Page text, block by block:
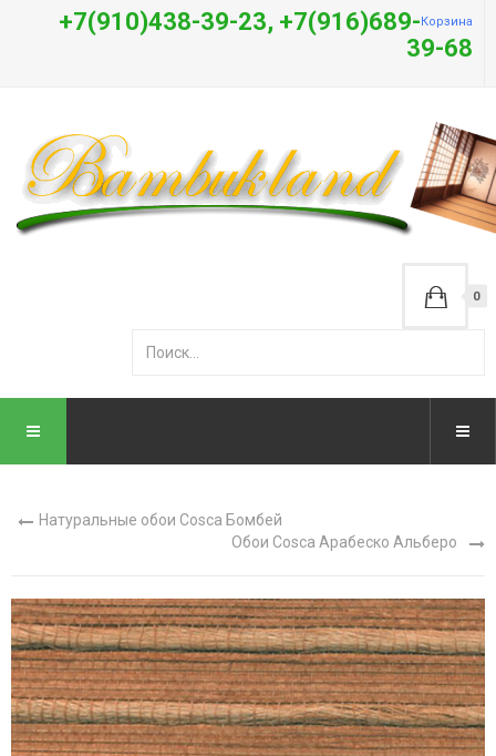
Корзина
+7(910)438-39-23, +7(916)689-
39-68
0
Натуральные обои Cosca Бомбей
Обои Cosca Арабеско Альберо